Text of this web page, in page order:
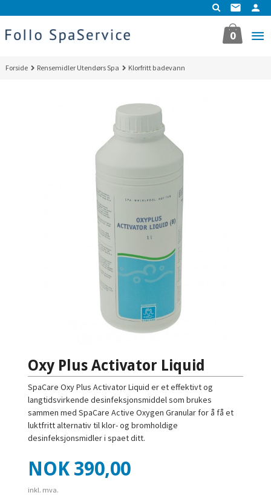
til
innholdet
0
Forside Rensemidler Utendørs Spa Klorfritt badevann
Oxy Plus Activator Liquid
SpaCare Oxy Plus Activator Liquid er et effektivt og
langtidsvirkende desinfeksjonsmiddel som brukes
sammen med SpaCare Active Oxygen Granular for å få et
luktfritt alternativ til klor- og bromholdige
desinfeksjonsmidler i spaet ditt.
Pris
NOK 390,00
inkl. mva.